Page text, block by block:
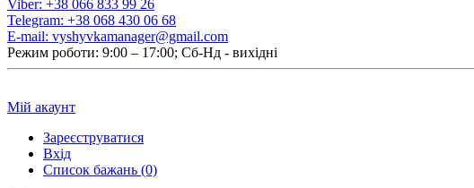
Viber: +38 066 833 99 26
Telegram: +38 068 430 06 68
E-mail: vyshyvkamanager@gmail.com
Режим роботи: 9:00 – 17:00; Сб-Нд - вихідні
Мій акаунт
Зареєструватися
Вхід
Список бажань (0)